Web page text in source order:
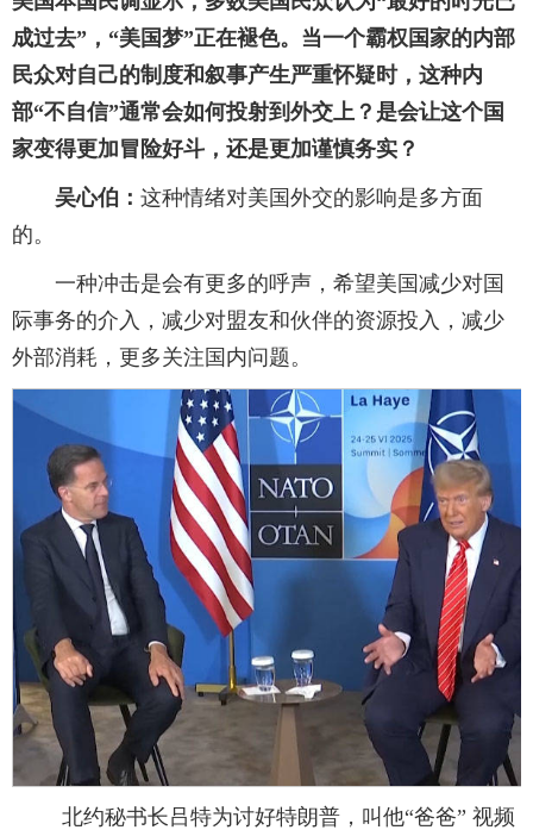
成过去”，“美国梦”正在褪色。当一个霸权国家的内部
民众对自己的制度和叙事产生严重怀疑时，这种内
部“不自信”通常会如何投射到外交上？是会让这个国
家变得更加冒险好斗，还是更加谨慎务实？
吴心伯： 这种情绪对美国外交的影响是多方面
的。
一种冲击是会有更多的呼声，希望美国减少对国
际事务的介入，减少对盟友和伙伴的资源投入，减少
外部消耗，更多关注国内问题。
北约秘书长吕特为讨好特朗普，叫他“爸爸” 视频